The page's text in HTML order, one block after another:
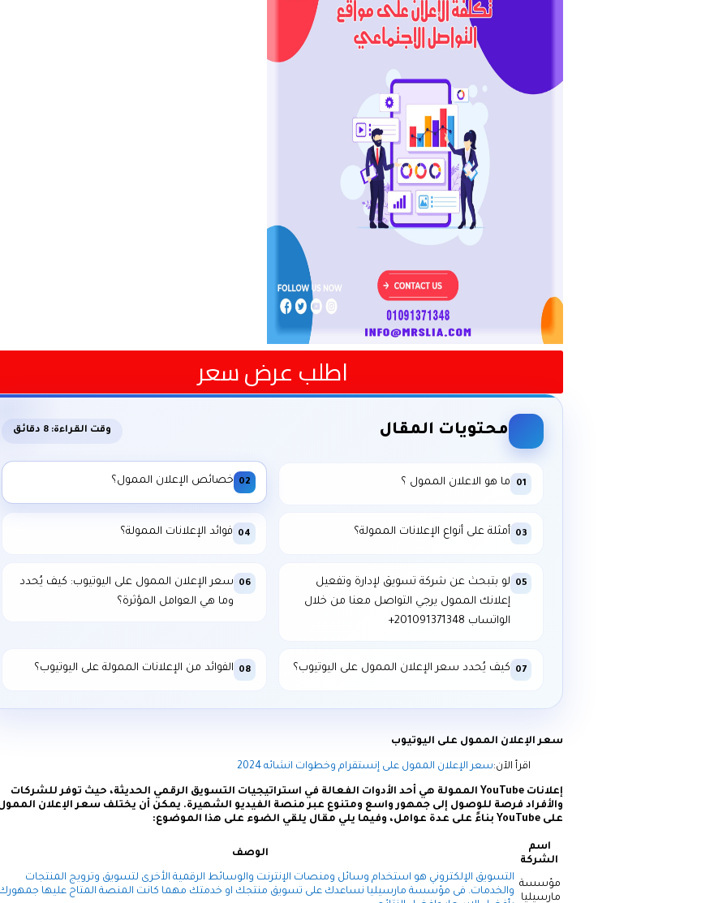
اطلب عرض سعر
محتويات المقال وقت القراءة: 8 دقائق
01 ما هو الاعلان الممول ؟ 02 خصائص الإعلان الممول؟
03 أمثلة على أنواع الإعلانات الممولة؟ 04 فوائد الإعلانات الممولة؟
05
لو بتبحث عن شركة تسويق لإدارة وتفعيل
إعلانك الممول يرجي التواصل معنا من خلال
الواتساب ⁦+201091371348⁩
06
سعر الإعلان الممول على اليوتيوب: كيف يُحدد
وما هي العوامل المؤثرة؟
07 كيف يُحدد سعر الإعلان الممول على اليوتيوب؟ 08 الفوائد من الإعلانات الممولة على اليوتيوب؟
سعر الإعلان الممول على اليوتيوب
اقرأ الآن:سعر الإعلان الممول على إنستقرام وخطوات انشائه 2024
إعلانات YouTube الممولة هي أحد الأدوات الفعالة في استراتيجيات التسويق الرقمي الحديثة، حيث توفر للشركات
والأفراد فرصة للوصول إلى جمهور واسع ومتنوع عبر منصة الفيديو الشهيرة. يمكن أن يختلف سعر الإعلان
على YouTube بناءً على عدة عوامل، وفيما يلي مقال يلقي الضوء على هذا الموضوع:
اسم
الشركة
الوصف
مؤسسة
مارسيليا
التسويق الإلكتروني هو استخدام وسائل ومنصات الإنترنت والوسائط الرقمية الأخرى لتسويق وترويج المنتجات
والخدمات. فى مؤسسة مارسيليا نساعدك على تسويق منتجك او خدمتك مهما كانت المنصة المتاح عليها جمهورك